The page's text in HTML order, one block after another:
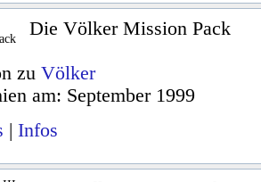
Die Völker Mission Pack
zu Völker
am: September 1999
| Infos